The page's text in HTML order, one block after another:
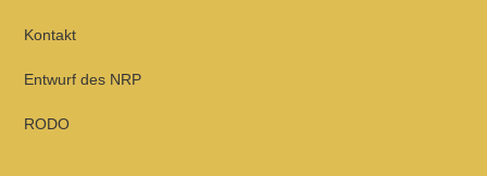
Kontakt
Entwurf des NRP
RODO